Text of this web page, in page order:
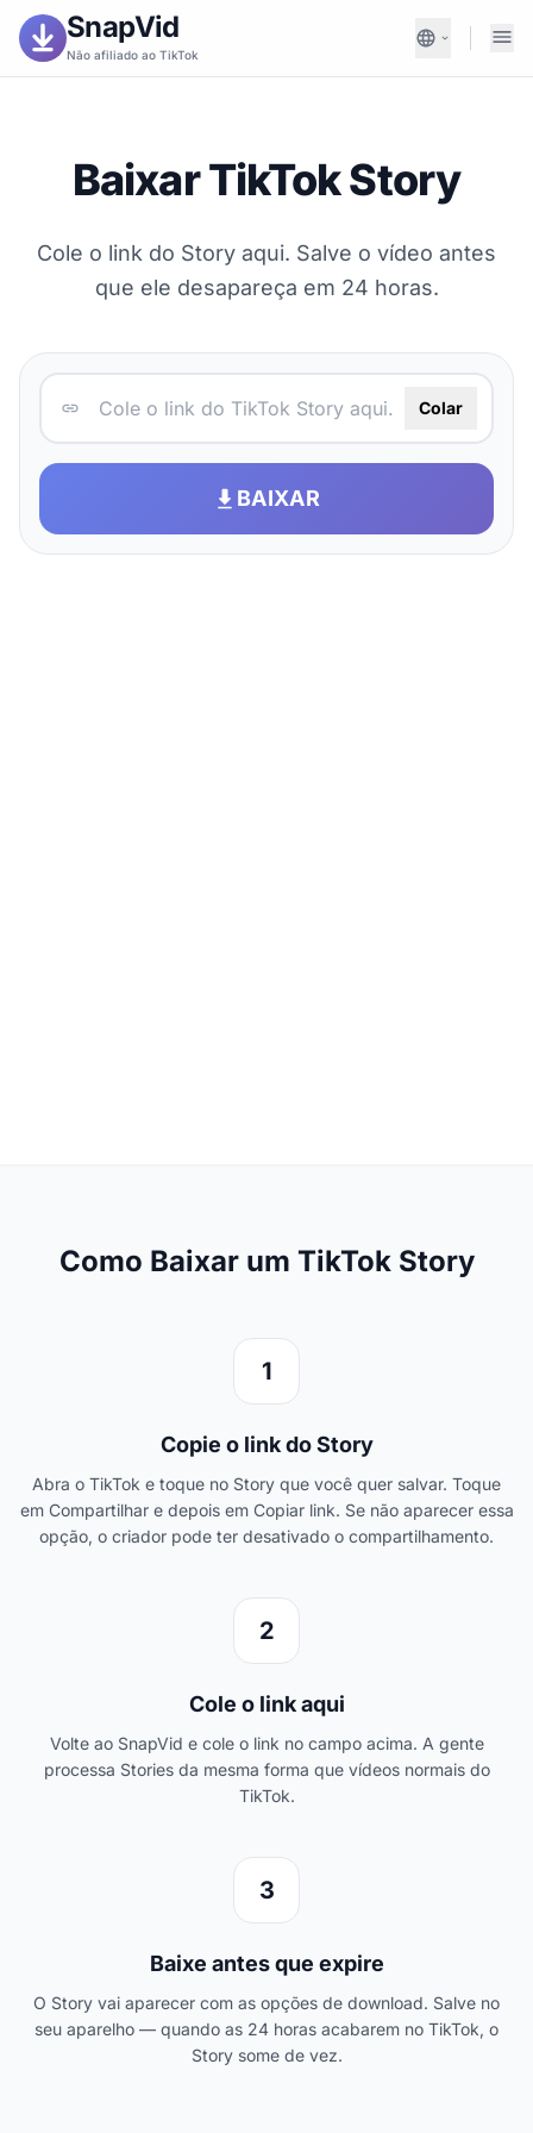
SnapVid
Não afiliado ao TikTok
Baixar TikTok Story
Cole o link do Story aqui. Salve o vídeo antes
que ele desapareça em 24 horas.
Colar
BAIXAR
Como Baixar um TikTok Story
1
Copie o link do Story
Abra o TikTok e toque no Story que você quer salvar. Toque
em Compartilhar e depois em Copiar link. Se não aparecer essa
opção, o criador pode ter desativado o compartilhamento.
2
Cole o link aqui
Volte ao SnapVid e cole o link no campo acima. A gente
processa Stories da mesma forma que vídeos normais do
TikTok.
3
Baixe antes que expire
O Story vai aparecer com as opções de download. Salve no
seu aparelho — quando as 24 horas acabarem no TikTok, o
Story some de vez.